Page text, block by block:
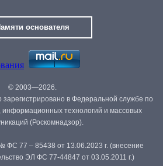
основателя
© 2003—2026.
в Федеральной службе по
информационных технологий и массовых
(Роскомнадзор).
ФС 77 – 85438 от 13.06.2023 г. (внесение
ЭЛ ФС 77-44847 от 03.05.2011 г.)